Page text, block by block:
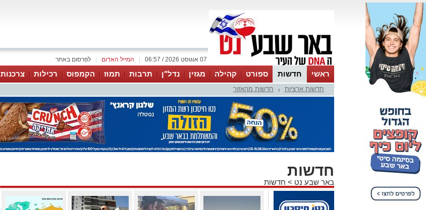
לפרסום באתר המייל האדום 07 אוגוסט 2026 / 06:57
ראשי חדשות ספורט קהילה מגזין נדל"ן תרבות תמוז הקמפוס רכילות צרכנות
עסקים
טיפים והמלצותחדשות ארציות חדשות מהאזור
חדשות
באר שבע נט > חדשות